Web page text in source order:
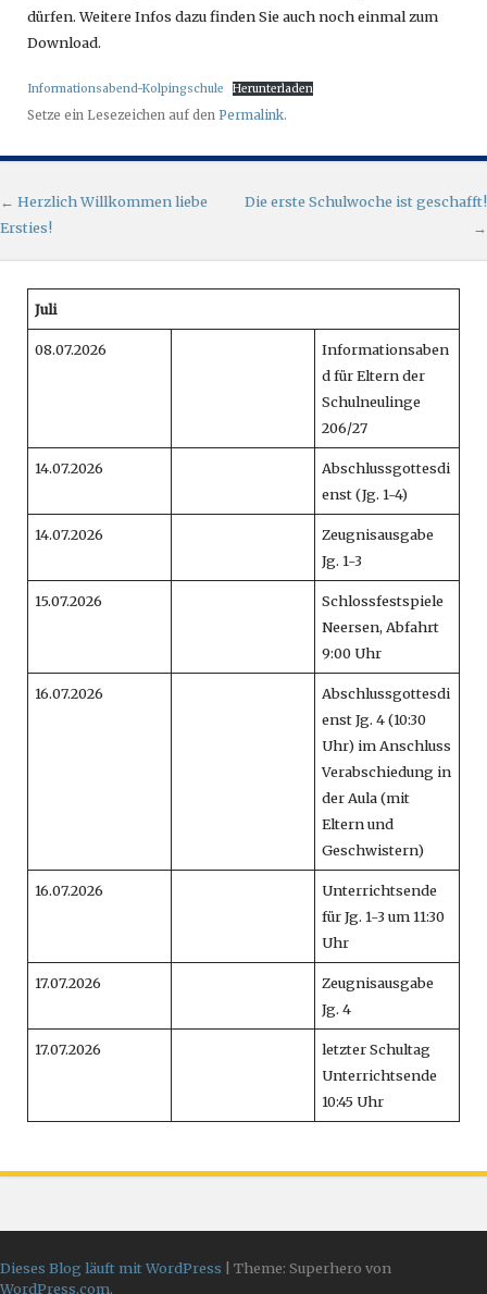
dürfen. Weitere Infos dazu finden Sie auch noch einmal zum
Download.
Informationsabend-Kolpingschule Herunterladen
Setze ein Lesezeichen auf den Permalink.
Artikel-Navigation
← Herzlich Willkommen liebe
Ersties!
Die erste Schulwoche ist geschafft!
→
Juli
08.07.2026
Informationsaben
d für Eltern der
Schulneulinge
206/27
14.07.2026
Abschlussgottesdi
enst (Jg. 1-4)
14.07.2026
Zeugnisausgabe
Jg. 1-3
15.07.2026
Schlossfestspiele
Neersen, Abfahrt
9:00 Uhr
16.07.2026
Abschlussgottesdi
enst Jg. 4 (10:30
Uhr) im Anschluss
Verabschiedung in
der Aula (mit
Eltern und
Geschwistern)
16.07.2026
Unterrichtsende
für Jg. 1-3 um 11:30
Uhr
17.07.2026
Zeugnisausgabe
Jg. 4
17.07.2026
letzter Schultag
Unterrichtsende
10:45 Uhr
Dieses Blog läuft mit WordPress | Theme: Superhero von
WordPress.com.